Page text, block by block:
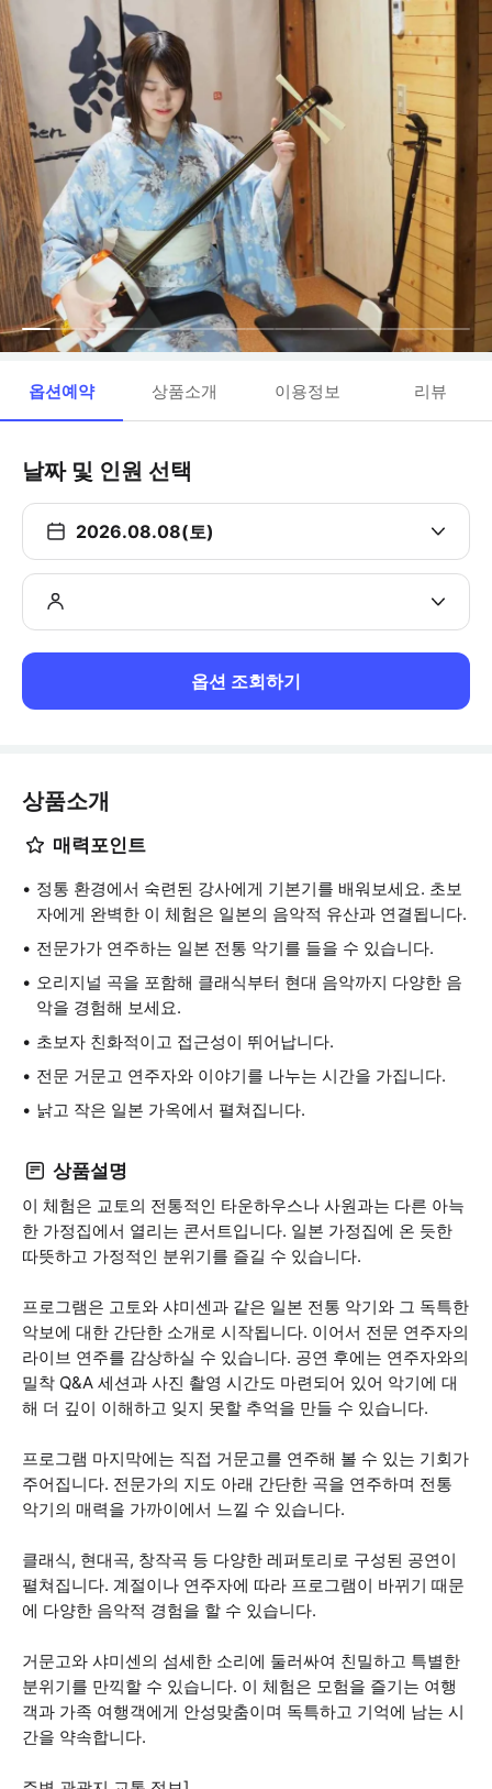
옵션예약 상품소개 이용정보 리뷰
날짜 및 인원 선택
2026.08.08(토)
옵션 조회하기
상품소개
매력포인트
정통 환경에서 숙련된 강사에게 기본기를 배워보세요. 초보
자에게 완벽한 이 체험은 일본의 음악적 유산과 연결됩니다.
전문가가 연주하는 일본 전통 악기를 들을 수 있습니다.
오리지널 곡을 포함해 클래식부터 현대 음악까지 다양한 음
악을 경험해 보세요.
초보자 친화적이고 접근성이 뛰어납니다.
전문 거문고 연주자와 이야기를 나누는 시간을 가집니다.
낡고 작은 일본 가옥에서 펼쳐집니다.
상품설명
이 체험은 교토의 전통적인 타운하우스나 사원과는 다른 아늑
한 가정집에서 열리는 콘서트입니다. 일본 가정집에 온 듯한
따뜻하고 가정적인 분위기를 즐길 수 있습니다.
프로그램은 고토와 샤미센과 같은 일본 전통 악기와 그 독특한
악보에 대한 간단한 소개로 시작됩니다. 이어서 전문 연주자의
라이브 연주를 감상하실 수 있습니다. 공연 후에는 연주자와의
밀착 Q&A 세션과 사진 촬영 시간도 마련되어 있어 악기에 대
해 더 깊이 이해하고 잊지 못할 추억을 만들 수 있습니다.
프로그램 마지막에는 직접 거문고를 연주해 볼 수 있는 기회가
주어집니다. 전문가의 지도 아래 간단한 곡을 연주하며 전통
악기의 매력을 가까이에서 느낄 수 있습니다.
클래식, 현대곡, 창작곡 등 다양한 레퍼토리로 구성된 공연이
펼쳐집니다. 계절이나 연주자에 따라 프로그램이 바뀌기 때문
에 다양한 음악적 경험을 할 수 있습니다.
거문고와 샤미센의 섬세한 소리에 둘러싸여 친밀하고 특별한
분위기를 만끽할 수 있습니다. 이 체험은 모험을 즐기는 여행
객과 가족 여행객에게 안성맞춤이며 독특하고 기억에 남는 시
간을 약속합니다.